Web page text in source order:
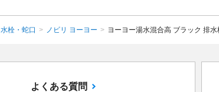
水栓・蛇口 > ノビリ ヨーヨー > ヨーヨー湯水混合高 ブラック 排水
よくある質問